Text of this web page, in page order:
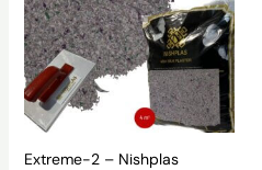
Extreme-2 – Nishplas